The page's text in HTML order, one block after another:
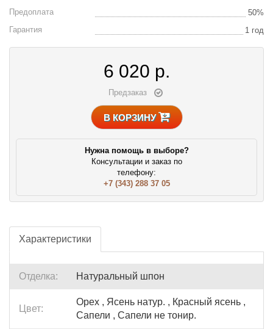
Предоплата
50%
Гарантия
1 год
6 020 р.
Предзаказ
В КОРЗИНУ
Нужна помощь в выборе?
Консультации и заказ по
телефону:
+7 (343) 288 37 05
Характеристики
Отделка: Натуральный шпон
Цвет:
Орех , Ясень натур. , Красный ясень ,
Сапели , Сапели не тонир.